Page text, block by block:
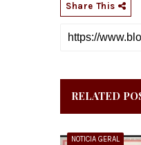
Share This
RELATED
NOTICIA GERAL